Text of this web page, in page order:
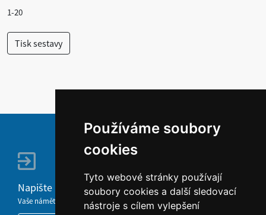
Používáme soubory
cookies
Tyto webové stránky používají
soubory cookies a další sledovací
nástroje s cílem vylepšení
1-20
Napište nám
Vaše náměty, komentáře, připomínky a dotazy nezůstanou bez odezvy.